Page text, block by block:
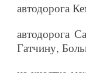
автодорога
автодорога
Гатчину,